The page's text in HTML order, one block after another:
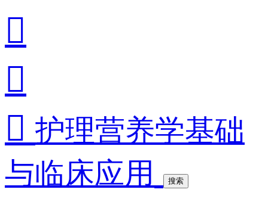


 护理营养学基础
与临床应用
搜索